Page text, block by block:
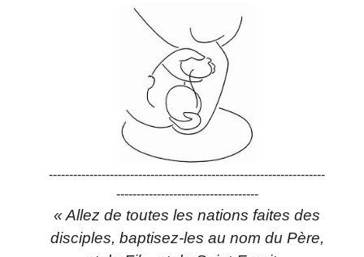
--------------------------------------------------------------------
-----------------------------------
« Allez de toutes les nations faites des
disciples, baptisez-les au nom du Père,